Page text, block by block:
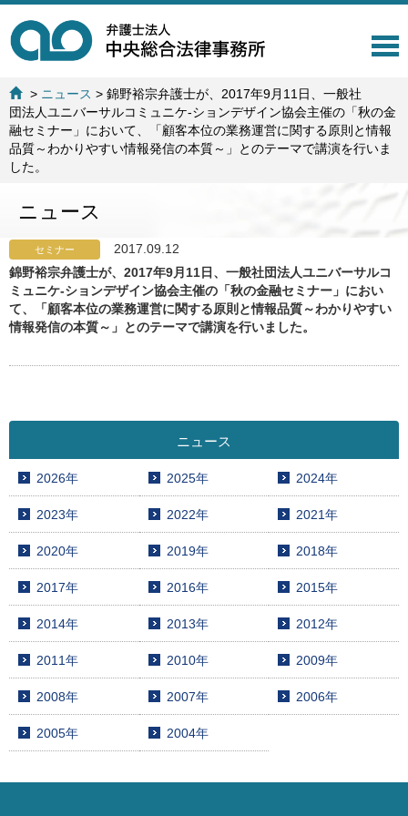
T
l
e
n
i
n
> ニュース >錦野裕宗弁護士が、2017年9月11日、一般社
団法人ユニバーサルコミュニケ-ションデザイン協会主催の「秋の金
融セミナー」において、「顧客本位の業務運営に関する原則と情報
品質～わかりやすい情報発信の本質～」とのテーマで講演を行いま
した。
ニュース
セミナー
2017.09.12
錦野裕宗弁護士が、2017年9月11日、一般社団法人ユニバーサルコ
ミュニケ-ションデザイン協会主催の「秋の金融セミナー」におい
て、「顧客本位の業務運営に関する原則と情報品質～わかりやすい
情報発信の本質～」とのテーマで講演を行いました。
ニュース
2026年 2025年 2024年
2023年 2022年 2021年
2020年 2019年 2018年
2017年 2016年 2015年
2014年 2013年 2012年
2011年 2010年 2009年
2008年 2007年 2006年
2005年 2004年